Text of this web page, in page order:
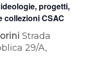
progetti,
collezioni CSAC
Strada
29/A,